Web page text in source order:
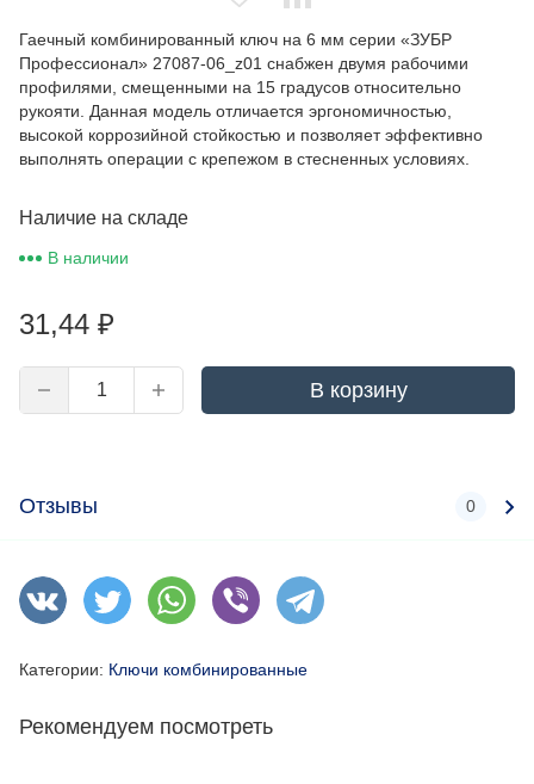
Гаечный комбинированный ключ на 6 мм серии «ЗУБР
Профессионал» 27087-06_z01 снабжен двумя рабочими
профилями, смещенными на 15 градусов относительно
рукояти. Данная модель отличается эргономичностью,
высокой коррозийной стойкостью и позволяет эффективно
выполнять операции с крепежом в стесненных условиях.
Наличие на складе
В наличии
31,44 ₽
В корзину
Отзывы 0
Категории: Ключи комбинированные
Рекомендуем посмотреть